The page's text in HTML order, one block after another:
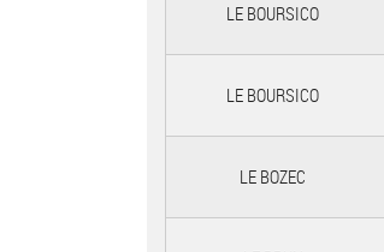
LE BOURSICO
LE BOURSICO
LE BOZEC